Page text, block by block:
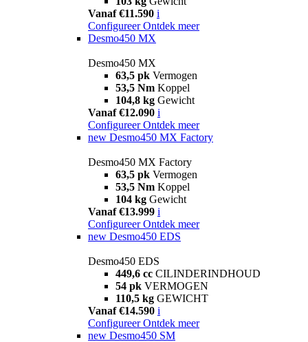
Vanaf €11.590 i
Configureer Ontdek meer
Desmo450 MX
Desmo450 MX
63,5 pk Vermogen
53,5 Nm Koppel
104,8 kg Gewicht
Vanaf €12.090 i
Configureer Ontdek meer
new Desmo450 MX Factory
Desmo450 MX Factory
63,5 pk Vermogen
53,5 Nm Koppel
104 kg Gewicht
Vanaf €13.999 i
Configureer Ontdek meer
new Desmo450 EDS
Desmo450 EDS
449,6 cc CILINDERINDHOUD
54 pk VERMOGEN
110,5 kg GEWICHT
Vanaf €14.590 i
Configureer Ontdek meer
new Desmo450 SM